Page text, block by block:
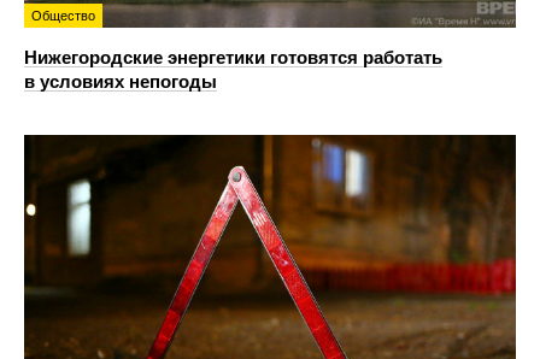
Общество
Нижегородские энергетики готовятся работать
в условиях непогоды